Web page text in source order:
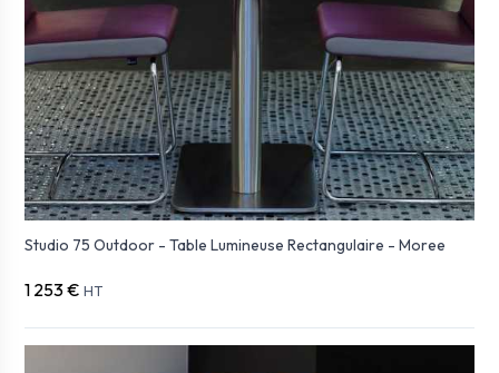
Studio 75 Outdoor - Table Lumineuse Rectangulaire - Moree
1 253 € HT